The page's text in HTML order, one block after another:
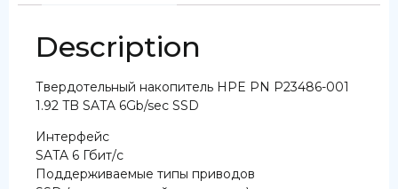
Description
Твердотельный накопитель HPE PN P23486-001
1.92 TB SATA 6Gb/sec SSD
Интерфейс
SATA 6 Гбит/с
Поддерживаемые типы приводов